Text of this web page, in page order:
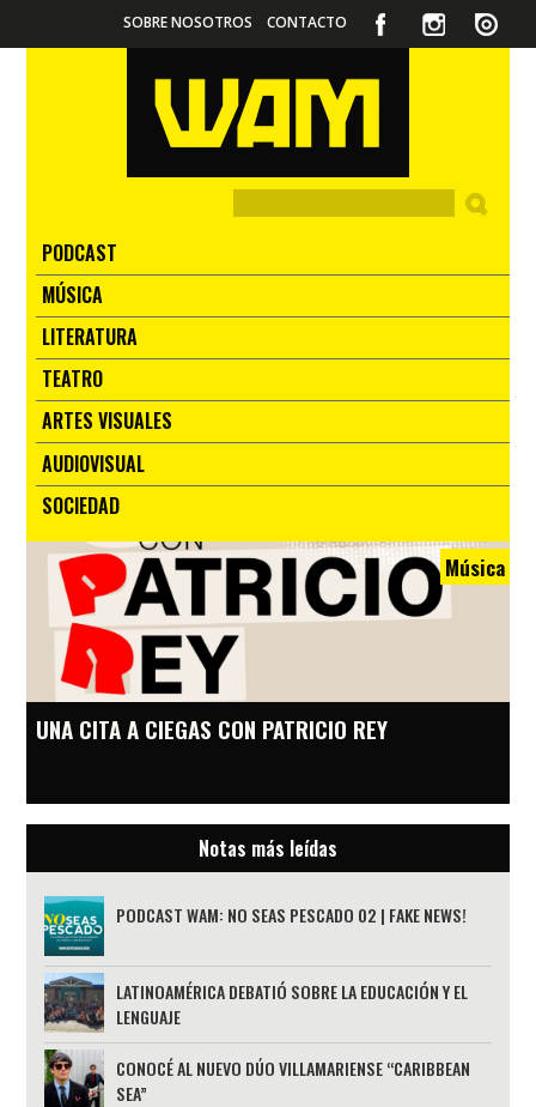
SOBRE NOSOTROS CONTACTO
PODCAST
MÚSICA
LITERATURA
TEATRO
ARTES VISUALES
AUDIOVISUAL
SOCIEDAD
Música
UNA CITA A CIEGAS CON PATRICIO REY
Notas más leídas
PODCAST WAM: NO SEAS PESCADO 02 | FAKE NEWS!
LATINOAMÉRICA DEBATIÓ SOBRE LA EDUCACIÓN Y EL
LENGUAJE
CONOCÉ AL NUEVO DÚO VILLAMARIENSE “CARIBBEAN
SEA”